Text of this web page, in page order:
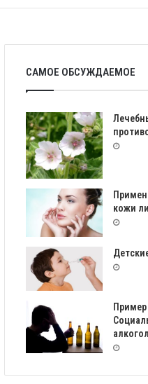
САМОЕ ОБСУЖДАЕМОЕ
кожи